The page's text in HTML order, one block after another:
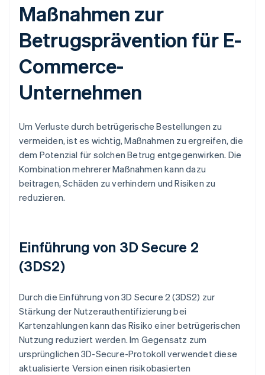
Maßnahmen zur
Betrugsprävention für E-
Commerce-
Unternehmen
Um Verluste durch betrügerische Bestellungen zu
vermeiden, ist es wichtig, Maßnahmen zu ergreifen, die
dem Potenzial für solchen Betrug entgegenwirken. Die
Kombination mehrerer Maßnahmen kann dazu
beitragen, Schäden zu verhindern und Risiken zu
reduzieren.
Einführung von 3D Secure 2
(3DS2)
Durch die Einführung von 3D Secure 2 (3DS2) zur
Stärkung der Nutzerauthentifizierung bei
Kartenzahlungen kann das Risiko einer betrügerischen
Nutzung reduziert werden. Im Gegensatz zum
ursprünglichen 3D-Secure-Protokoll verwendet diese
aktualisierte Version einen risikobasierten